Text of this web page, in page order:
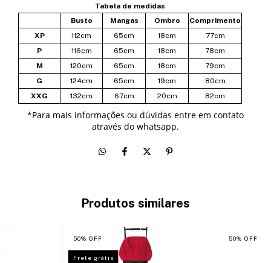
Tabela de medidas
Busto
Mangas Ombro
Comprimento
XP
112cm 65cm 18cm
77cm
P
116cm 65cm 18cm
78cm
M
120cm 65cm 18cm
79cm
G
124cm 65cm 19cm
80cm
XXG
132cm 67cm 20cm 82cm
*Para mais informações ou dúvidas entre em contato
através do whatsapp.
Produtos similares
50% OFF
Frete grátis
50%OFF